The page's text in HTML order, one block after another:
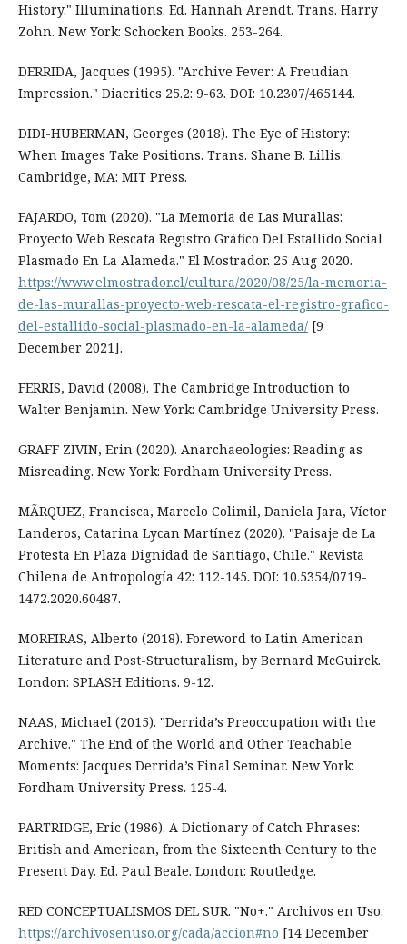
History." Illuminations. Ed. Hannah Arendt. Trans. Harry
Zohn. New York: Schocken Books. 253-264.
DERRIDA, Jacques (1995). "Archive Fever: A Freudian
Impression." Diacritics 25.2: 9-63. DOI: 10.2307/465144.
DIDI-HUBERMAN, Georges (2018). The Eye of History:
When Images Take Positions. Trans. Shane B. Lillis.
Cambridge, MA: MIT Press.
FAJARDO, Tom (2020). "La Memoria de Las Murallas:
Proyecto Web Rescata Registro Gráfico Del Estallido Social
Plasmado En La Alameda." El Mostrador. 25 Aug 2020.
https://www.elmostrador.cl/cultura/2020/08/25/la-memoria-
de-las-murallas-proyecto-web-rescata-el-registro-grafico-
del-estallido-social-plasmado-en-la-alameda/[9
December 2021].
FERRIS, David (2008). The Cambridge Introduction to
Walter Benjamin. New York: Cambridge University Press.
GRAFF ZIVIN, Erin (2020). Anarchaeologies: Reading as
Misreading. New York: Fordham University Press.
MÃRQUEZ, Francisca, Marcelo Colimil, Daniela Jara, Víctor
Landeros, Catarina Lycan Martínez (2020). "Paisaje de La
Protesta En Plaza Dignidad de Santiago, Chile." Revista
Chilena de Antropología 42: 112-145. DOI: 10.5354/0719-
1472.2020.60487.
MOREIRAS, Alberto (2018). Foreword to Latin American
Literature and Post-Structuralism, by Bernard McGuirck.
London: SPLASH Editions. 9-12.
NAAS, Michael (2015). "Derrida’s Preoccupation with the
Archive." The End of the World and Other Teachable
Moments: Jacques Derrida’s Final Seminar. New York:
Fordham University Press. 125-4.
PARTRIDGE, Eric (1986). A Dictionary of Catch Phrases:
British and American, from the Sixteenth Century to the
Present Day. Ed. Paul Beale. London: Routledge.
RED CONCEPTUALISMOS DEL SUR. "No+." Archivos en Uso.
https://archivosenuso.org/cada/accion#no [14 December